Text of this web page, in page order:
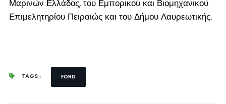
Μαρινών Ελλάδος, του Εμπορικού και Βιομηχανικού
Επιμελητηρίου Πειραιώς και του Δήμου Λαυρεωτικής.
TAGS : FORD